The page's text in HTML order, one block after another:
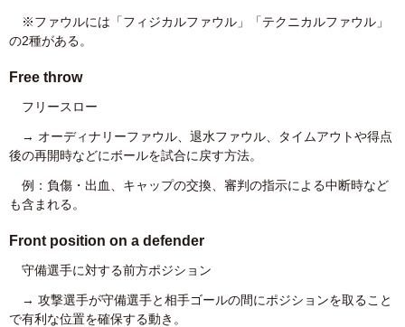
※ファウルには「フィジカルファウル」「テクニカルファウル」
の2種がある。
Free throw
フリースロー
→ オーディナリーファウル、退水ファウル、タイムアウトや得点
後の再開時などにボールを試合に戻す方法。
例：負傷・出血、キャップの交換、審判の指示による中断時など
も含まれる。
Front position on a defender
守備選手に対する前方ポジション
→ 攻撃選手が守備選手と相手ゴールの間にポジションを取ること
で有利な位置を確保する動き。